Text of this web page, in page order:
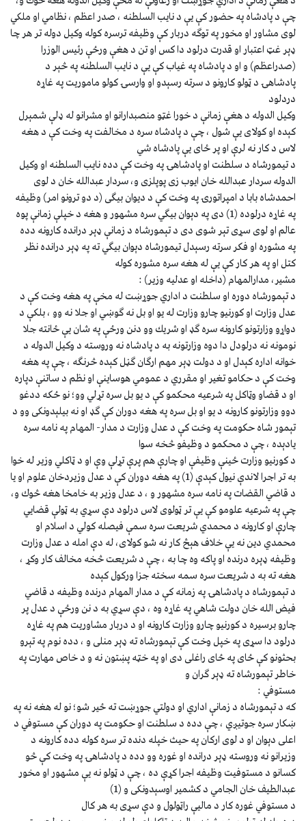
چې د پادشاه په حضور كې يې د نايب السلطنه ، صدر اعظم ، نظامي او ملكي
لوى مشاور او مخور په توګه دربار كې وظيفه ترسره كوله وكيل دوله تر هر چا
ډېر غټ اعتبار او قدرت درلود دا كس او تن د هغې ورځې رئيس الوزرا
(صدراعظم) و او د پادشاه په غياب كې يې د نايب السلطنه په څېر د
پادشاهۍ د ټولو كارونو د سرته رسېدو او وارسۍ كولو ماموريت په غاړه
دردلود
وكيل الدوله د هغې زمانې د خورا غټو منصبدارانو او مشرانو له ډلې شمېرل
كېده او كولاى يې شول ، چې د پادشاه سره د مخالفت په وخت كې د هغه
لاس د كار نه لرې او پر ځاى يې پادشاه شي
د تيمورشاه د سلطنت او پادشاهۍ په وخت كې دده نايب السلطنه او وكيل
الدوله سردار عبدالله خان ايوب زى پوپلزى و، سردار عبدالله خان د لوى
احمدشاه بابا د امپراتورۍ په وخت كې د ديوان بيګى (د دو ترونو امر) وظيفه
په غاړه درلوده (1) دى په دېوان بيګي سره مشهور و هغه د خپلې زمانې پوه
عالم او لوى سړى تېر شوى دى د تېمورشاه د زمانې ډېر درانده كارونه دده
په مشوره او فكر سرته رسېدل تيمورشاه دېوان بيګي ته په ډېر درانده نظر
كتل او په هر كار كې يې له هغه سره مشوره كوله
مشير، مدارالمهام (داخله او عدليه وزير) :
د تېمورشاه دوره او سلطنت د اداري جوړښت له مخې په هغه وخت كې د
عدل وزارت او كورنيو چارو وزارت له يو او بل نه ګوښي او جلا نه وو ، بلكې د
دواړو وزارتونو كارونه سره ګډ او شريك وو دنن ورځې په شان يې ځانته جلا
نومونه نه درلودل دا دوه وزارتونه به د پادشاه نه وروسته د وكيل الدوله د
خوانه اداره كېدل او د دولت ډېر مهم ارګان ګڼل كېده څرنګه ، چې په هغه
وخت كې د حكامو تغير او مقرري د عمومي هوساينې او نظم د ساتنې دپاره
او د قضاو وټاكل په شرعيه محكمو كې د يو بل سره تړلي وو؛ نو ځكه ددغو
دوو وزارتونو كارونه د يو او بل سره په هغه دوران كې ګډ او نه بيلېدونكى وو د
تېمور شاه حكومت په وخت كې د عدل وزارت د مدار- المهام په نامه سره
يادېده ، چې د محكمو د وظيفو څخه سوا
د كورنيو وزارت ځينې وظيفې او چارې هم پرې تړلې وې او د ټاكلي وزير له خوا
به تر اجرا لاندې نيول كېدې (1) په هغه دوران كې د عدل وزيردخان علوم او يا
د قاضي القضات په نامه سره مشهور و ، د عدل وزير به خامخا هغه څوك و،
چې په شرعيه علومو كې يې تر ټولوى لاس درلود دې سړي به ټولې قضايي
چارې او كارونه د محمدي شريعت سره سمې فيصله كولي د اسلام او
محمدي دين نه يې خلاف هېڅ كار نه شو كولاى، له دې امله د عدل وزارت
وظيفه ډېره درنده او پاكه وه چا به ، چې د شريعت څخه مخالف كار وكړ ،
هغه ته به د شريعت سره سمه سخته جزا وركول كېده
د تېمورشاه د پادشاهۍ په زمانه كې د مدار المهام درنده وظيفه د قاضي
فيض الله خان دولت شاهي په غاړه وه ، دې سړي به د نن ورځې د عدل پر
چارو برسيره د كورنيو چارو وزارت كارونه او د دربار مشاوريت هم په غاړه
درلود دا سړى په خپل وخت كې تېمورشاه ته ډېر منلى و ، دده نوم په تېرو
بحثونو كې ځاى په ځاى راغلى دى او په خټه پښتون نه و د خاص مهارت په
خاطر تېمورشاه ته ډېر ګران و
مستوفي :
كه د تېمورشاه د زمانې اداري او دولتي جوړښت ته ځير شو؛ نو له هغه نه په
ښكار سره جوتيږي ، چې دده د سلطنت او حكومت په دوران كې مستوفي د
اعلى دېوان او د لوى اركان په حيث خپله دنده تر سره كوله دده كارونه د
وزيرانو نه وروسته ډېر درانده او غوره وو دده د پادشاهۍ په وخت كې څو
كسانو د مستوفيت وظيفه اجرا كړې ده ، چې د ټولو نه يې مشهور او مخور
عبدالطيف خان الجامي د كشمير اوسېدونكى و (1)
د مستوفي غوره كار د ماليې راټولول و دې سړى به هر كال